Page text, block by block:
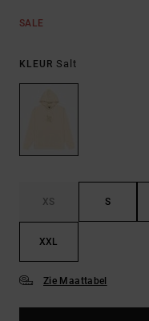
SALE
KLEUR Salt
XS S
XXL
Zie Maattabel